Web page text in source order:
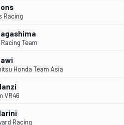
Racing
Racing Team
Honda Team Asia
VR46
Racing